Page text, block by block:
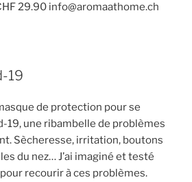
29.90 info@aromaathome.ch
19
de protection pour se
19, une ribambelle de problèmes
Sècheresse, irritation, boutons
du nez… J’ai imaginé et testé
recourir à ces problèmes.